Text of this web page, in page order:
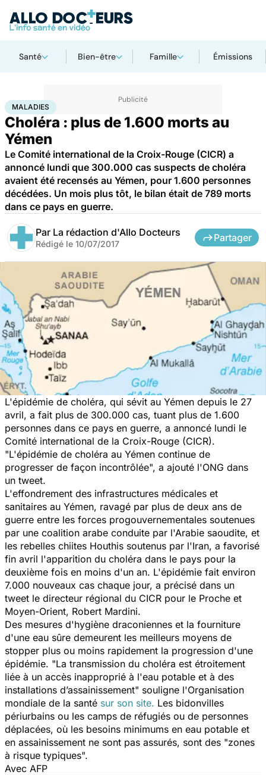
Santé Bien-être Famille Émissions
AccueilSanté Maladies
MALADIES
Choléra : plus de 1.600 morts au
Yémen
Le Comité international de la Croix-Rouge (CICR) a
annoncé lundi que 300.000 cas suspects de choléra
avaient été recensés au Yémen, pour 1.600 personnes
décédées. Un mois plus tôt, le bilan était de 789 morts
dans ce pays en guerre.
Par La rédaction d'Allo Docteurs
Rédigé le 10/07/2017
Partager
L'épidémie de choléra, qui sévit au Yémen depuis le 27
avril, a fait plus de 300.000 cas, tuant plus de 1.600
personnes dans ce pays en guerre, a annoncé lundi le
Comité international de la Croix-Rouge (CICR).
"L'épidémie de choléra au Yémen continue de
progresser de façon incontrôlée", a ajouté l'ONG dans
un tweet.
L'effondrement des infrastructures médicales et
sanitaires au Yémen, ravagé par plus de deux ans de
guerre entre les forces progouvernementales soutenues
par une coalition arabe conduite par l'Arabie saoudite, et
les rebelles chiites Houthis soutenus par l'Iran, a favorisé
fin avril l'apparition du choléra dans le pays pour la
deuxième fois en moins d'un an. L'épidémie fait environ
7.000 nouveaux cas chaque jour, a précisé dans un
tweet le directeur régional du CICR pour le Proche et
Moyen-Orient, Robert Mardini.
Des mesures d'hygiène draconiennes et la fourniture
d'une eau sûre demeurent les meilleurs moyens de
stopper plus ou moins rapidement la progression d'une
épidémie. "La transmission du choléra est étroitement
liée à un accès inapproprié à l'eau potable et à des
installations d’assainissement" souligne l'Organisation
mondiale de la santé sur son site. Les bidonvilles
périurbains ou les camps de réfugiés ou de personnes
déplacées, où les besoins minimums en eau potable et
en assainissement ne sont pas assurés, sont des "zones
à risque typiques".
Avec AFP